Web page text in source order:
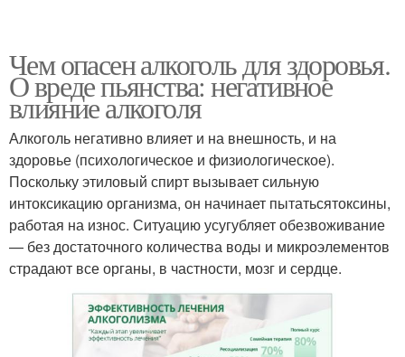
Чем опасен алкоголь для здоровья.
О вреде пьянства: негативное
влияние алкоголя
Алкоголь негативно влияет и на внешность, и на
здоровье (психологическое и физиологическое).
Поскольку этиловый спирт вызывает сильную
интоксикацию организма, он начинает пытатьсятоксины,
работая на износ. Ситуацию усугубляет обезвоживание
— без достаточного количества воды и микроэлементов
страдают все органы, в частности, мозг и сердце.